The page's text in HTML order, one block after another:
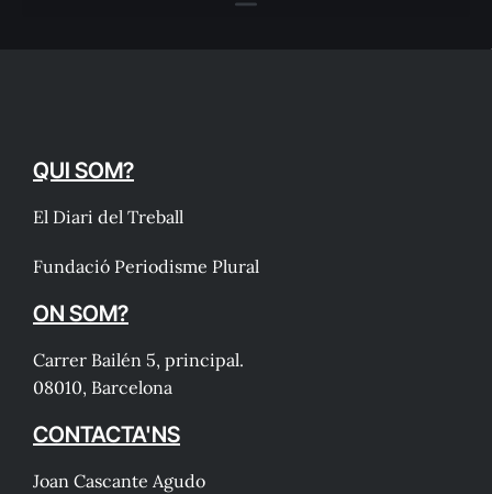
QUI SOM?
El Diari del Treball
Fundació Periodisme Plural
ON SOM?
Carrer Bailén 5, principal.
08010, Barcelona
CONTACTA'NS
Joan Cascante Agudo